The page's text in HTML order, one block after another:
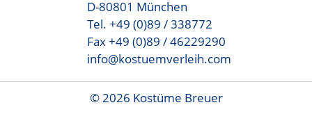
D-80801 München
Tel. +49 (0)89 / 338772
Fax +49 (0)89 / 46229290
info@kostuemverleih.com
© 2026 Kostüme Breuer